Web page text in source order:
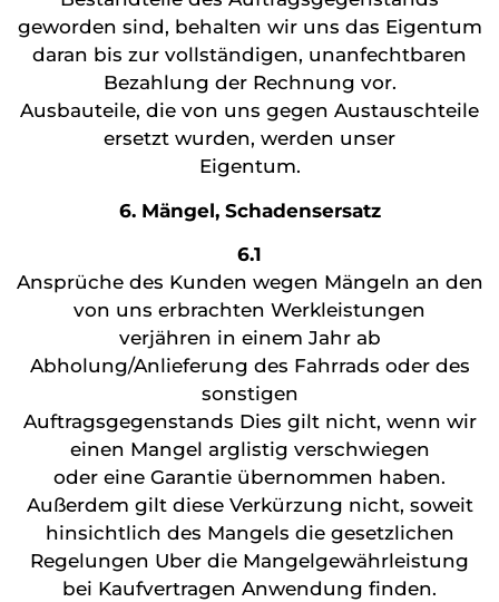
geworden sind, behalten wir uns das Eigentum
daran bis zur vollständigen, unanfechtbaren
Bezahlung der Rechnung vor.
Ausbauteile, die von uns gegen Austauschteile
ersetzt wurden, werden unser
Eigentum.
6. Mängel, Schadensersatz
6.1
Ansprüche des Kunden wegen Mängeln an den
von uns erbrachten Werkleistungen
verjähren in einem Jahr ab
Abholung/Anlieferung des Fahrrads oder des
sonstigen
Auftragsgegenstands Dies gilt nicht, wenn wir
einen Mangel arglistig verschwiegen
oder eine Garantie übernommen haben.
Außerdem gilt diese Verkürzung nicht, soweit
hinsichtlich des Mangels die gesetzlichen
Regelungen Uber die Mangelgewährleistung
bei Kaufvertragen Anwendung finden.